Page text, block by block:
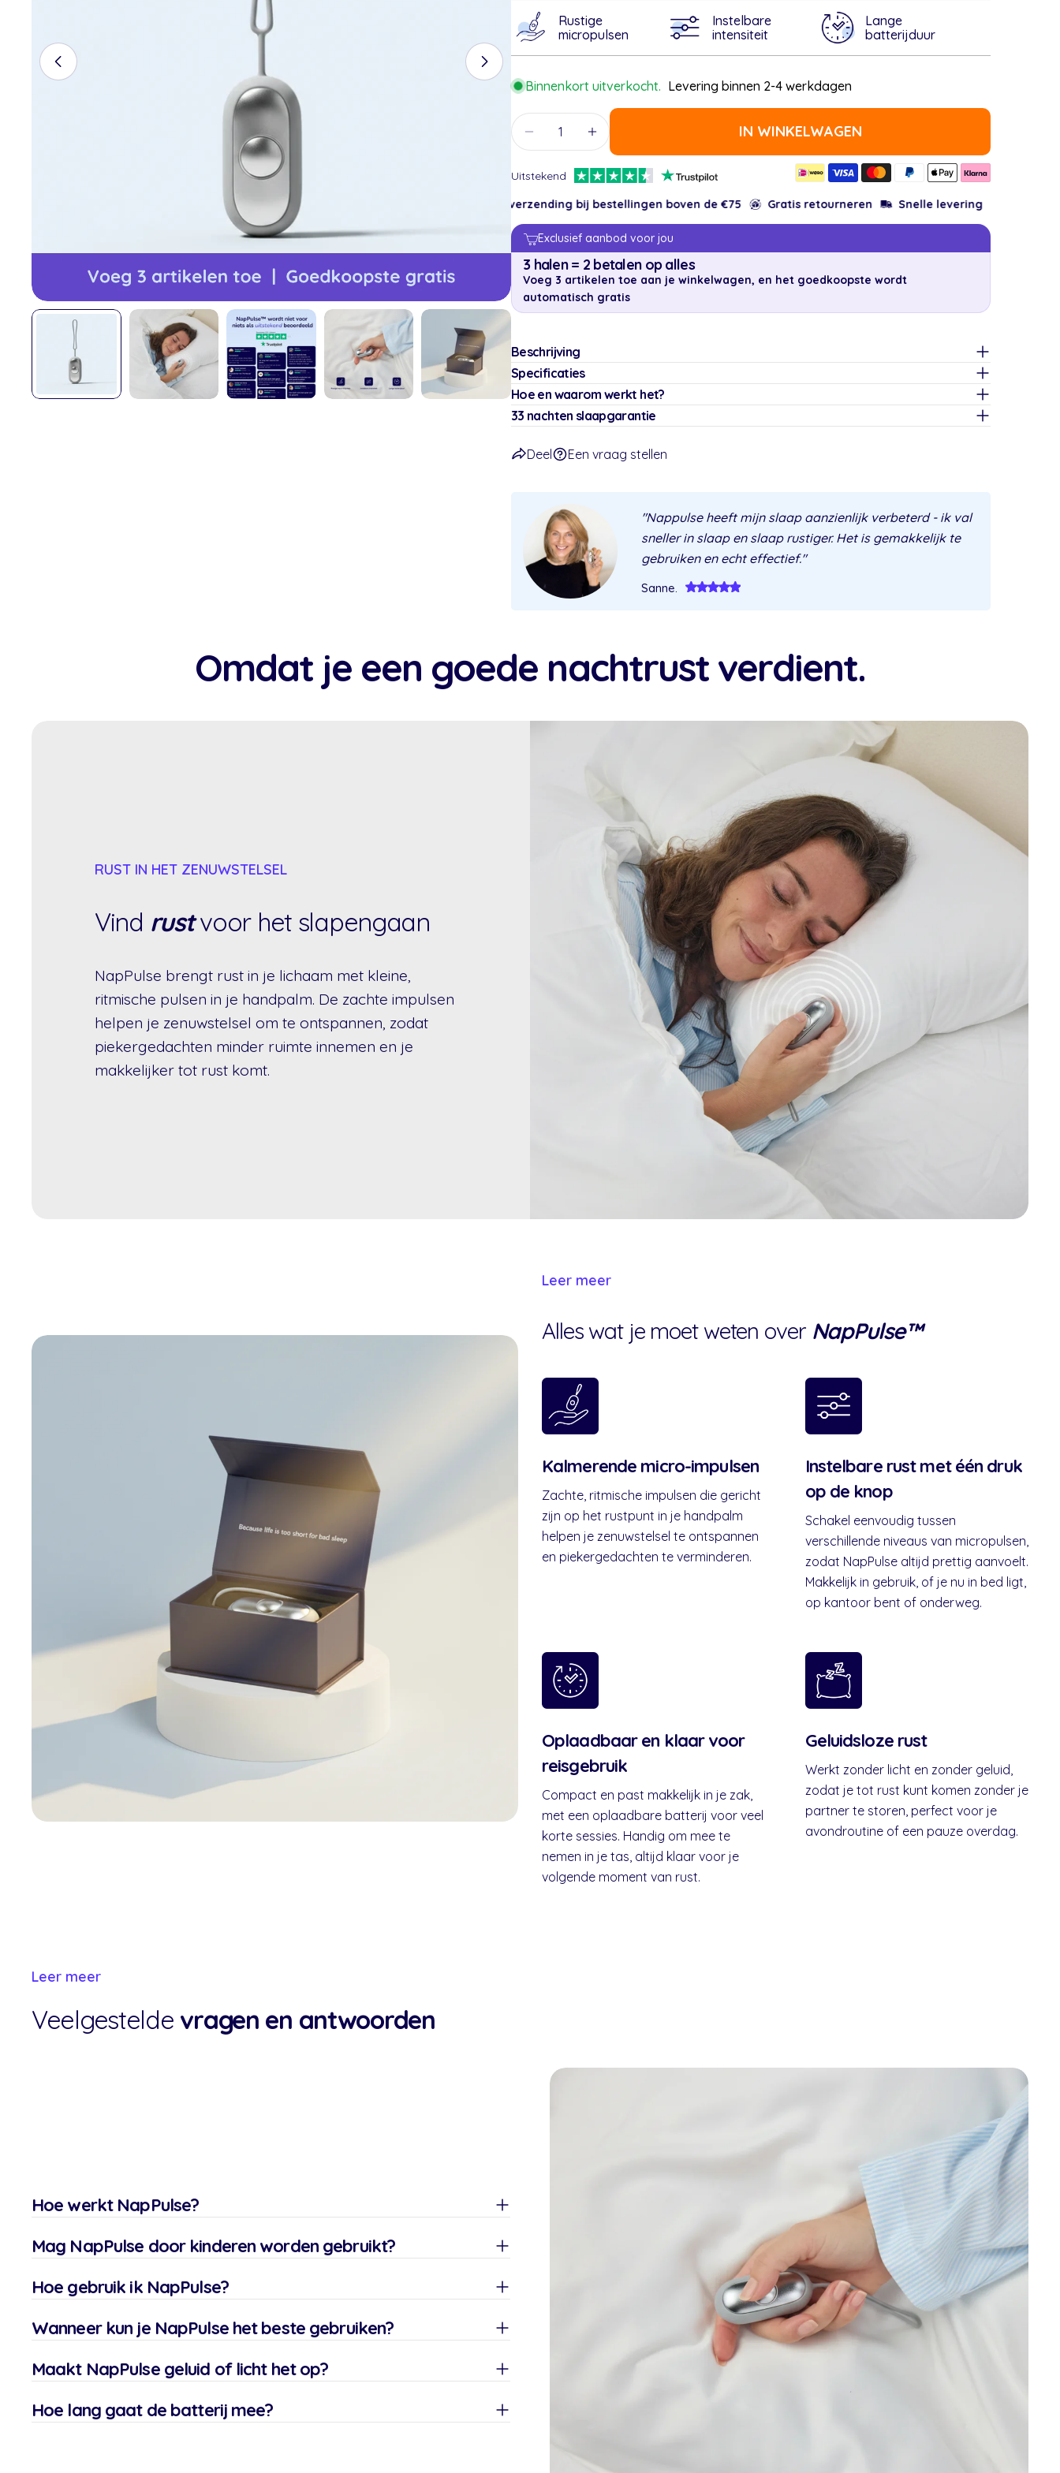
Open media 0 in modaal
Rustige
micropulsen
Instelbare
intensiteit
Lange
batterijduur
Binnenkort uitverkocht. Levering binnen 2-4 werkdagen
Hoeveelheid
Aantal verlagen voor NapPulse™
Verhoog het aantal voor NapPulse™
IN WINKELWAGEN
Uitstekend
Gratis verzending bij bestellingen boven de €75 Gratis retourneren Snelle levering Gratis
Exclusief aanbod voor jou
3 halen = 2 betalen op alles
Voeg 3 artikelen toe aan je winkelwagen, en het goedkoopste wordt
automatisch gratis
Beschrijving
Specificaties
Hoe en waarom werkt het?
33 nachten slaapgarantie
Deel
Deel dit product
Deel
op
Facebook
Deel
op
X
op
Pinterest
Een vraag stellen
Een vraag stellen
Uw
email
telefoon
Jouw
bericht
De met * gemarkeerde velden zijn verplicht.
"Nappulse heeft mijn slaap aanzienlijk verbeterd - ik val
sneller in slaap en slaap rustiger. Het is gemakkelijk te
gebruiken en echt effectief."
Sanne.
Omdat je een goede nachtrust verdient.
RUST IN HET ZENUWSTELSEL
Vind rustvoor het slapengaan
NapPulse brengt rust in je lichaam met kleine,
ritmische pulsen in je handpalm. De zachte impulsen
helpen je zenuwstelsel om te ontspannen, zodat
piekergedachten minder ruimte innemen en je
makkelijker tot rust komt.
Leer meer
Alles wat je moet weten over NapPulse™
Kalmerende micro-impulsen
Zachte, ritmische impulsen die gericht
zijn op het rustpunt in je handpalm
helpen je zenuwstelsel te ontspannen
en piekergedachten te verminderen.
Instelbare rust met één druk
op de knop
Schakel eenvoudig tussen
verschillende niveaus van micropulsen,
zodat NapPulse altijd prettig aanvoelt.
Makkelijk in gebruik, of je nu in bed ligt,
op kantoor bent of onderweg.
Oplaadbaar en klaar voor
reisgebruik
Compact en past makkelijk in je zak,
met een oplaadbare batterij voor veel
korte sessies. Handig om mee te
nemen in je tas, altijd klaar voor je
volgende moment van rust.
Geluidsloze rust
Werkt zonder licht en zonder geluid,
zodat je tot rust kunt komen zonder je
partner te storen, perfect voor je
avondroutine of een pauze overdag.
Leer meer
Veelgestelde vragen en antwoorden
Hoe werkt NapPulse?
Mag NapPulse door kinderen worden gebruikt?
Hoe gebruik ik NapPulse?
Wanneer kun je NapPulse het beste gebruiken?
Maakt NapPulse geluid of licht het op?
Hoe lang gaat de batterij mee?